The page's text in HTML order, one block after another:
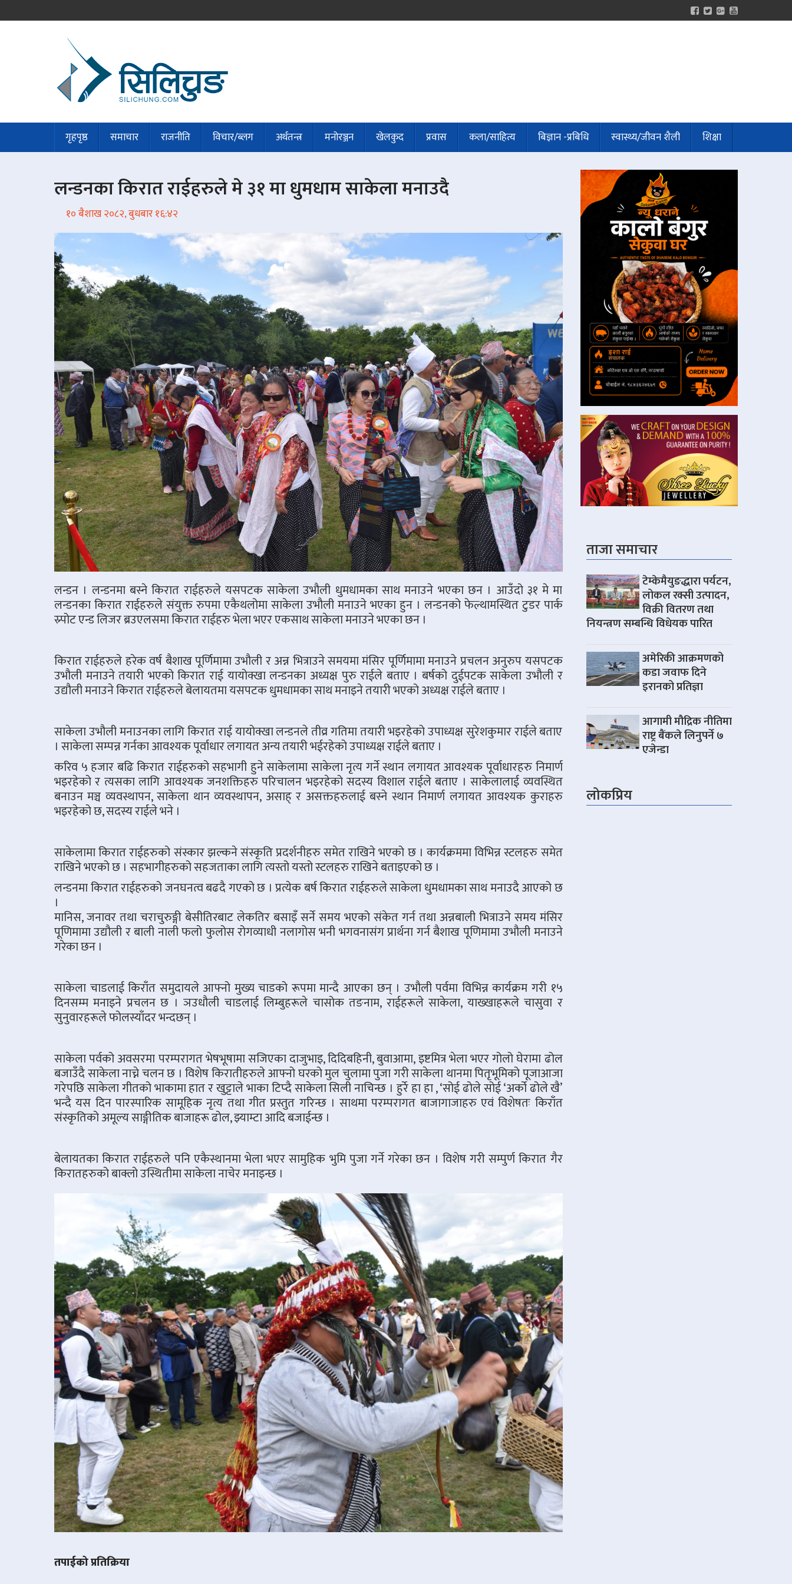
गृहपृष्ठ समाचार राजनीति विचार/ब्लग अर्थतन्त्र मनोरञ्जन खेलकुद प्रवास कला/साहित्य बिज्ञान -प्रबिधि स्वास्थ्य/जीवन शैली शिक्षा
लन्डनका किरात राईहरुले मे ३१ मा धुमधाम साकेला मनाउदै
१० बैशाख २०८२, बुधबार १६:४२
लन्डन । लन्डनमा बस्ने किरात राईहरुले यसपटक साकेला उभौली धुमधामका साथ मनाउने भएका छन । आउँदो ३१ मे मा
लन्डनका किरात राईहरुले संयुक्त रुपमा एकैथलोमा साकेला उभौली मनाउने भएका हुन । लन्डनको फेल्थामस्थित टुडर पार्क
स्र्पोट एन्ड लिजर ब्रउएलसमा किरात राईहरु भेला भएर एकसाथ साकेला मनाउने भएका छन ।
किरात राईहरुले हरेक वर्ष बैशाख पूर्णिमामा उभौली र अन्न भित्राउने समयमा मंसिर पूर्णिमामा मनाउने प्रचलन अनुरुप यसपटक
उभौली मनाउने तयारी भएको किरात राई यायोक्खा लन्डनका अध्यक्ष पुरु राईले बताए । बर्षको दुईपटक साकेला उभौली र
उद्यौली मनाउने किरात राईहरुले बेलायतमा यसपटक धुमधामका साथ मनाइने तयारी भएको अध्यक्ष राईले बताए ।
साकेला उभौली मनाउनका लागि किरात राई यायोक्खा लन्डनले तीव्र गतिमा तयारी भइरहेको उपाध्यक्ष सुरेशकुमार राईले बताए
। साकेला सम्पन्न गर्नका आवश्यक पूर्वाधार लगायत अन्य तयारी भईरहेको उपाध्यक्ष राईले बताए ।
करिव ५ हजार बढि किरात राईहरुको सहभागी हुने साकेलामा साकेला नृत्य गर्ने स्थान लगायत आवश्यक पूर्वाधारहरु निमार्ण
भइरहेको र त्यसका लागि आवश्यक जनशक्तिहरु परिचालन भइरहेको सदस्य विशाल राईले बताए । साकेलालाई व्यवस्थित
बनाउन मञ्च व्यवस्थापन, साकेला थान व्यवस्थापन, असाह् र असक्तहरुलाई बस्ने स्थान निमार्ण लगायत आवश्यक कुराहरु
भइरहेको छ, सदस्य राईले भने ।
साकेलामा किरात राईहरुको संस्कार झल्कने संस्कृति प्रदर्शनीहरु समेत राखिने भएको छ । कार्यक्रममा विभिन्न स्टलहरु समेत
राखिने भएको छ । सहभागीहरुको सहजताका लागि त्यस्तो यस्तो स्टलहरु राखिने बताइएको छ ।
लन्डनमा किरात राईहरुको जनघनत्व बढदै गएको छ । प्रत्येक बर्ष किरात राईहरुले साकेला धुमधामका साथ मनाउदै आएको छ
।
मानिस, जनावर तथा चराचुरुङ्गी बेसीतिरबाट लेकतिर बसाइँ सर्ने समय भएको संकेत गर्न तथा अन्नबाली भित्राउने समय मंसिर
पूणिमामा उद्यौली र बाली नाली फलो फुलोस रोगव्याधी नलागोस भनी भगवनासंग प्रार्थना गर्न बैशाख पूणिमामा उभौली मनाउने
गरेका छन ।
साकेला चाडलाई किराँत समुदायले आफ्नो मुख्य चाडको रूपमा मान्दै आएका छन् । उभौली पर्वमा विभिन्न कार्यक्रम गरी १५
दिनसम्म मनाइने प्रचलन छ । ञउधौली चाडलाई लिम्बुहरूले चासोक तङनाम, राईहरूले साकेला, याख्खाहरूले चासुवा र
सुनुवारहरूले फोलस्याँदर भन्दछन् ।
साकेला पर्वको अवसरमा परम्परागत भेषभूषामा सजिएका दाजुभाइ, दिदिबहिनी, बुवाआमा, इष्टमित्र भेला भएर गोलो घेरामा ढोल
बजाउँदै साकेला नाच्ने चलन छ । विशेष किरातीहरुले आफ्नो घरको मुल चुलामा पुजा गरी साकेला थानमा पितृभूमिको पूजाआजा
गरेपछि साकेला गीतको भाकामा हात र खुट्टाले भाका टिप्दै साकेला सिली नाचिन्छ । हुर्रे हा हा , ‘सोई ढोले सोई ‘अर्को ढोले खै’
भन्दै यस दिन पारस्पारिक सामूहिक नृत्य तथा गीत प्रस्तुत गरिन्छ । साथमा परम्परागत बाजागाजाहरु एवं विशेषतः किराँत
संस्कृतिको अमूल्य साङ्गीतिक बाजाहरू ढोल, झ्याम्टा आदि बजाईन्छ ।
बेलायतका किरात राईहरुले पनि एकैस्थानमा भेला भएर सामुहिक भुमि पुजा गर्ने गरेका छन । विशेष गरी सम्पुर्ण किरात गैर
किरातहरुको बाक्लो उस्थितीमा साकेला नाचेर मनाइन्छ ।
तपाईको प्रतिक्रिया
ताजा समाचार
टेम्केमैयुङद्धारा पर्यटन,
लोकल रक्सी उत्पादन,
विक्री वितरण तथा
नियन्त्रण सम्बन्धि विधेयक पारित
अमेरिकी आक्रमणको
कडा जवाफ दिने
इरानको प्रतिज्ञा
आगामी मौद्रिक नीतिमा
राष्ट्र बैंकले लिनुपर्ने ७
एजेन्डा
लोकप्रिय